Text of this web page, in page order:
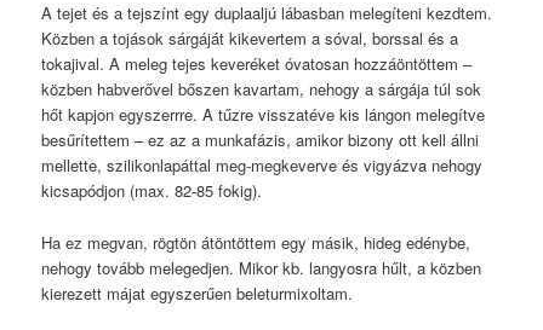
A tejet és a tejszínt egy duplaaljú lábasban melegíteni kezdtem.
Közben a tojások sárgáját kikevertem a sóval, borssal és a
tokajival. A meleg tejes keveréket óvatosan hozzáöntöttem –
közben habverővel bőszen kavartam, nehogy a sárgája túl sok
hőt kapjon egyszerrre. A tűzre visszatéve kis lángon melegítve
besűrítettem – ez az a munkafázis, amikor bizony ott kell állni
mellette, szilikonlapáttal meg-megkeverve és vigyázva nehogy
kicsapódjon (max. 82-85 fokig).
Ha ez megvan, rögtön átöntöttem egy másik, hideg edénybe,
nehogy tovább melegedjen. Mikor kb. langyosra hűlt, a közben
kierezett májat egyszerűen beleturmixoltam.